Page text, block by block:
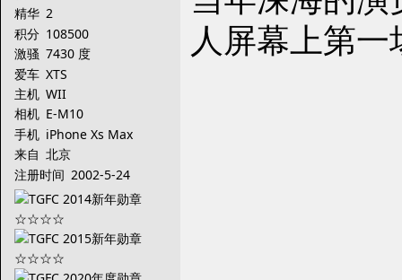
精华 2
积分 108500
激骚 7430 度
爱车 XTS
主机 WII
相机 E-M10
手机 iPhone Xs Max
来自 北京
注册时间 2002-5-24
人屏幕上第